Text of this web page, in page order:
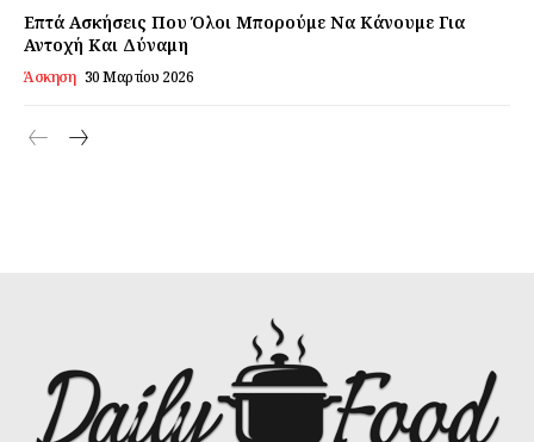
Επτά Ασκήσεις Που Όλοι Μπορούμε Να Κάνουμε Για
Αντοχή Και Δύναμη
Άσκηση 30 Μαρτίου 2026